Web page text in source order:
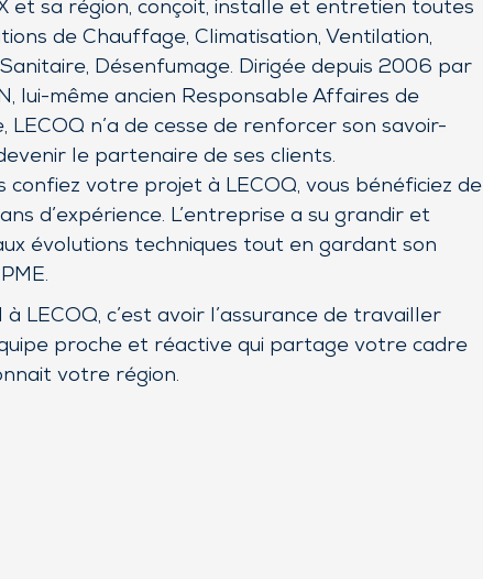
et sa région, conçoit, installe et entretien toutes
de Chauffage, Climatisation, Ventilation,
Désenfumage. Dirigée depuis 2006 par
lui-même ancien Responsable Affaires de
LECOQ n’a de cesse de renforcer son savoir-
le partenaire de ses clients.
confiez votre projet à LECOQ, vous bénéficiez de
d’expérience. L’entreprise a su grandir et
évolutions techniques tout en gardant son
LECOQ, c’est avoir l’assurance de travailler
proche et réactive qui partage votre cadre
votre région.